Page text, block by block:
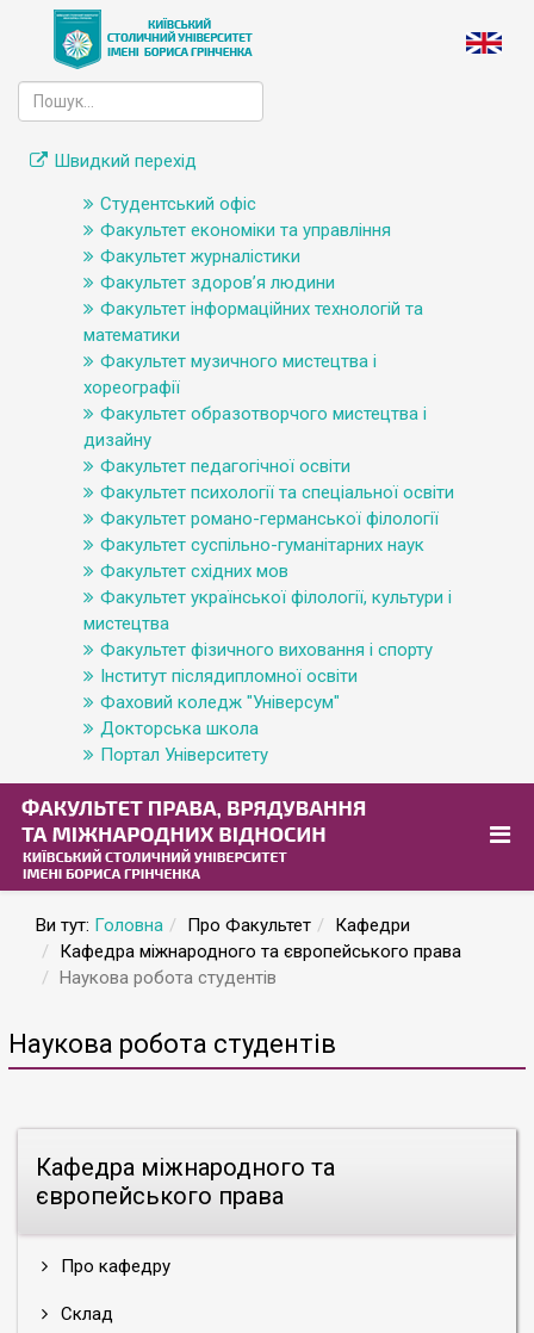
Швидкий перехід
Студентський офіс
Факультет економіки та управління
Факультет журналістики
Факультет здоров’я людини
Факультет інформаційних технологій та
математики
Факультет музичного мистецтва і
хореографії
Факультет образотворчого мистецтва і
дизайну
Факультет педагогічної освіти
Факультет психології та спеціальної освіти
Факультет романо-германської філології
Факультет суспільно-гуманітарних наук
Факультет східних мов
Факультет української філології, культури і
мистецтва
Факультет фізичного виховання і спорту
Інститут післядипломної освіти
Фаховий коледж "Універсум"
Докторська школа
Портал Університету
Ви тут: Головна Про Факультет
Кафедри
Кафедра міжнародного та європейського права
Наукова робота студентів
Кафедра міжнародного та
європейського права
Про кафедру
Склад
Наукова робота студентів